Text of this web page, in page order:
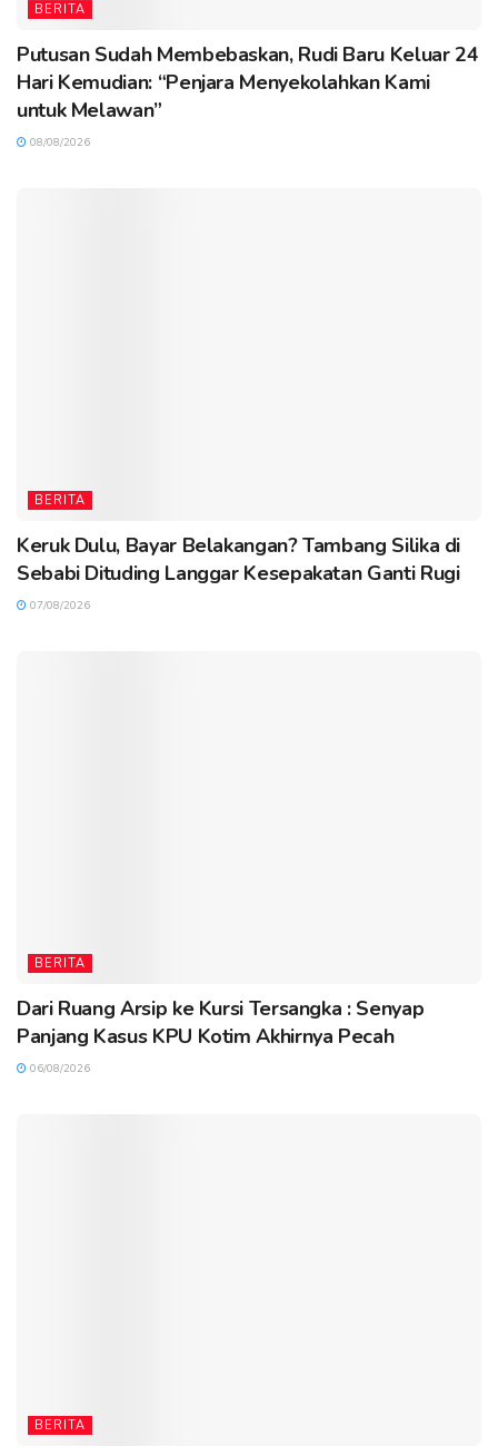
BERITA
Putusan Sudah Membebaskan, Rudi Baru Keluar 24
Hari Kemudian: “Penjara Menyekolahkan Kami
untuk Melawan”
08/08/2026
BERITA
Keruk Dulu, Bayar Belakangan? Tambang Silika di
Sebabi Dituding Langgar Kesepakatan Ganti Rugi
07/08/2026
BERITA
Dari Ruang Arsip ke Kursi Tersangka : Senyap
Panjang Kasus KPU Kotim Akhirnya Pecah
06/08/2026
BERITA